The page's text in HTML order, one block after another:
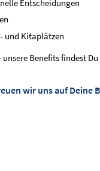
Entscheidungen
und Kitaplätzen
unsere Benefits findest
wir uns auf Deine